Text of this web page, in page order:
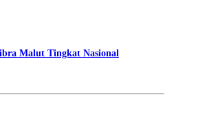
Malut Tingkat Nasional